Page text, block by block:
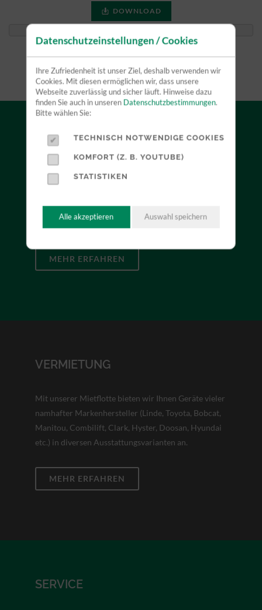
DOWNLOAD
VERKAUF
Durch unsere Herstellerunabhängigkeit können wir
Sie optimale Produkt finden. Profitieren Sie dabei
von unserer jahrelangen Erfahrung.
MEHR ERFAHREN
VERMIETUNG
Mit unserer Mietflotte bieten wir Ihnen Geräte vieler
namhafter Markenhersteller (Linde, Toyota, Bobcat,
Manitou, Combilift, Clark, Hyster, Doosan, Hyundai
etc.) in diversen Ausstattungsvarianten an.
MEHR ERFAHREN
SERVICE
Datenschutzeinstellungen / Cookies
Ihre Zufriedenheit ist unser Ziel, deshalb verwenden wir
Cookies. Mit diesen ermöglichen wir, dass unsere
Webseite zuverlässig und sicher läuft. Hinweise dazu
finden Sie auch in unseren Datenschutzbestimmungen.
Bitte wählen Sie:
TECHNISCH NOTWENDIGE COOKIES
KOMFORT (Z. B. YOUTUBE)
STATISTIKEN
Alle akzeptieren Auswahl speichern